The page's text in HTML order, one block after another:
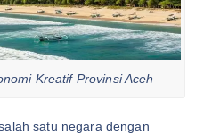
Kreatif Provinsi Aceh
satu negara dengan